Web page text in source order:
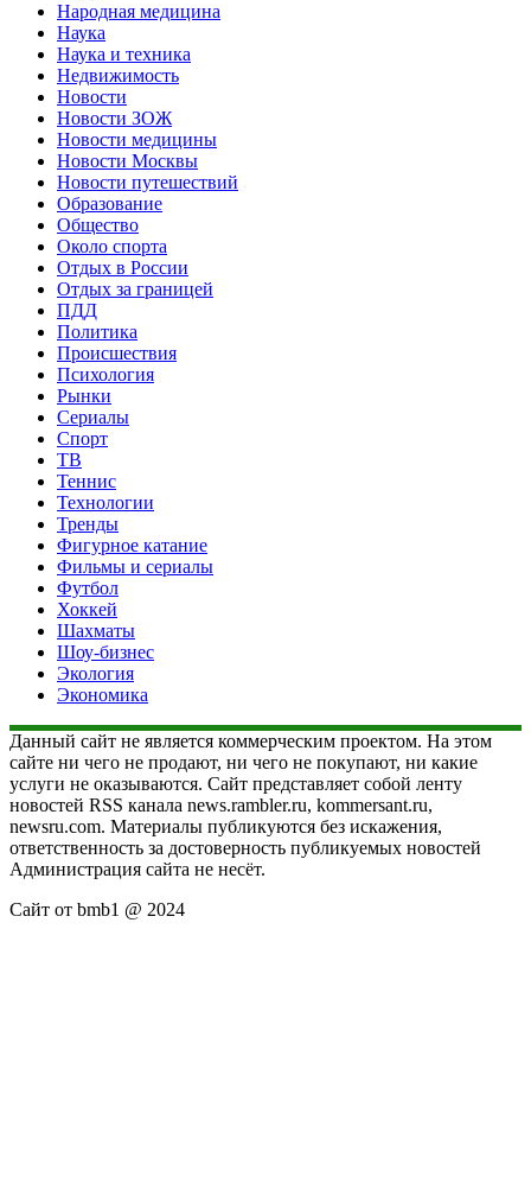
Народная медицина
Наука
Наука и техника
Недвижимость
Новости
Новости ЗОЖ
Новости медицины
Новости Москвы
Новости путешествий
Образование
Общество
Около спорта
Отдых в России
Отдых за границей
ПДД
Политика
Происшествия
Психология
Рынки
Сериалы
Спорт
ТВ
Теннис
Технологии
Тренды
Фигурное катание
Фильмы и сериалы
Футбол
Хоккей
Шахматы
Шоу-бизнес
Экология
Экономика
Данный сайт не является коммерческим проектом. На этом
сайте ни чего не продают, ни чего не покупают, ни какие
услуги не оказываются. Сайт представляет собой ленту
новостей RSS канала news.rambler.ru, kommersant.ru,
newsru.com. Материалы публикуются без искажения,
ответственность за достоверность публикуемых новостей
Администрация сайта не несёт.
Сайт от bmb1 @ 2024